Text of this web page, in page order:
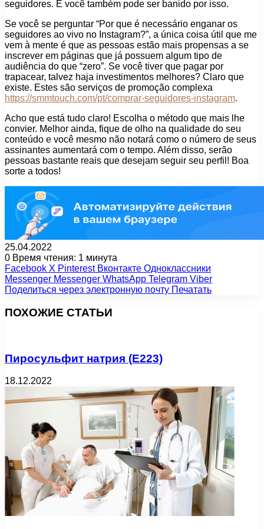
seguidores. E você também pode ser banido por isso.
Se você se perguntar “Por que é necessário enganar os
seguidores ao vivo no Instagram?”, a única coisa útil que me
vem à mente é que as pessoas estão mais propensas a se
inscrever em páginas que já possuem algum tipo de
audiência do que “zero”. Se você tiver que pagar por
trapacear, talvez haja investimentos melhores? Claro que
existe. Estes são serviços de promoção complexa
https://smmtouch.com/pt/comprar-seguidores-instagram.
Acho que está tudo claro! Escolha o método que mais lhe
convier. Melhor ainda, fique de olho na qualidade do seu
conteúdo e você mesmo não notará como o número de seus
assinantes aumentará com o tempo. Além disso, serão
pessoas bastante reais que desejam seguir seu perfil! Boa
sorte a todos!
25.04.2022
0 Время чтения: 1 минута
Facebook X Pinterest Вконтакте Одноклассники
Messenger Messenger WhatsApp Telegram Viber
Поделиться через электронную почту Печатать
ПОХОЖИЕ СТАТЬИ
Пиросульфит натрия (Е223)
18.12.2022